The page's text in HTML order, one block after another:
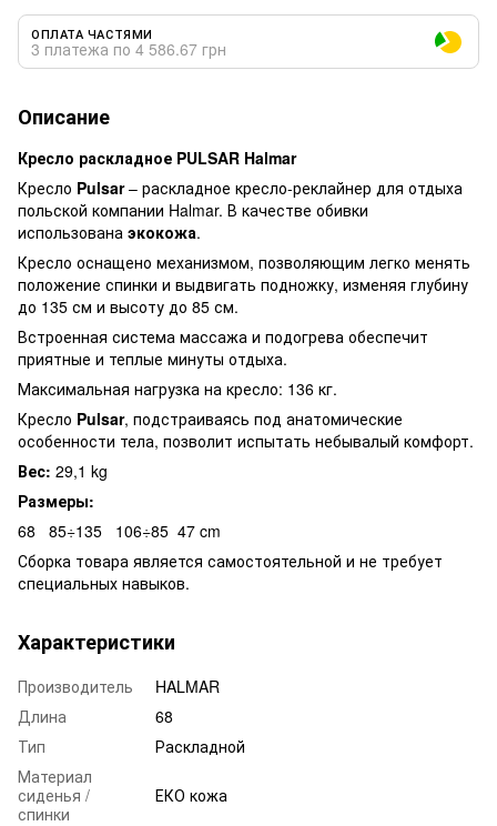
ОПЛАТА ЧАСТЯМИ
3 платежа по 4 586.67 грн
Описание
Кресло раскладное PULSAR Halmar
Кресло Pulsar– раскладное кресло-реклайнер для отдыха
польской компании Halmar. В качестве обивки
использована экокожа.
Кресло оснащено механизмом, позволяющим легко менять
положение спинки и выдвигать подножку, изменяя глубину
до 135 см и высоту до 85 см.
Встроенная система массажа и подогрева обеспечит
приятные и теплые минуты отдыха.
Максимальная нагрузка на кресло: 136 кг.
Кресло Pulsar, подстраиваясь под анатомические
особенности тела, позволит испытать небывалый комфорт.
Вес: 29,1 kg
Размеры:
68
85÷135 106÷85 47 cm
Сборка товара является самостоятельной и не требует
специальных навыков.
Характеристики
Производитель
HALMAR
Длина
68
Тип
Раскладной
Материал
сиденья /
спинки
ЕКО кожа